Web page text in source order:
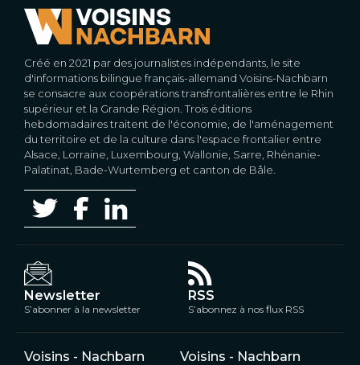
Créé en 2021 par des journalistes indépendants, le site
d'informations bilingue français-allemand Voisins-Nachbarn
se consacre aux coopérations transfrontalières entre le Rhin
supérieur et la Grande Région. Trois éditions
hebdomadaires traitent de l'économie, de l'aménagement
du territoire et de la culture dans l'espace frontalier entre
Alsace, Lorraine, Luxembourg, Wallonie, Sarre, Rhénanie-
Palatinat, Bade-Wurtemberg et canton de Bâle.
Newsletter
S’abonner à la newsletter
RSS
S’abonnez à nos flux RSS
Voisins - Nachbarn Voisins - Nachbarn